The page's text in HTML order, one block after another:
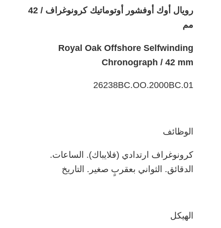
رويال أوك أوفشور أوتوماتيك كرونوغراف / 42
مم
Royal Oak Offshore Selfwinding
Chronograph / 42 mm
26238BC.OO.2000BC.01
الوظائف
كرونوغراف ارتدادي (فلايباك). الساعات.
الدقائق. الثواني بعقربٍ صغير. التاريخ
الهيكل